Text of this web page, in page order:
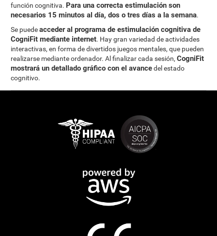
función cognitiva. Para una correcta estimulación son
necesarios 15 minutos al día, dos o tres días a la semana.
Se puedeacceder al programa de estimulación cognitiva de
CogniFit mediante internet. Hay gran variedad de actividades
interactivas, en forma de divertidos juegos mentales, que pueden
realizarse mediante ordenador. Al finalizar cada sesión,CogniFit
mostrará un detallado gráfico con el avancedel estado
cognitivo.